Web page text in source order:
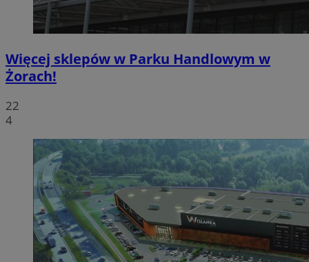
Więcej sklepów w Parku Handlowym w
Żorach!
22
4